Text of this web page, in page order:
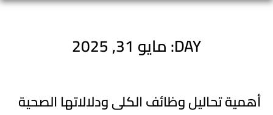
DAY: مايو 31, 2025
أهمية تحاليل وظائف الكلى ودلالاتها الصحية